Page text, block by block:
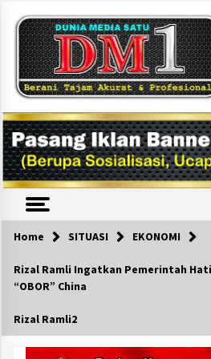
content
Home SITUASI EKONOMI
Rizal Ramli Ingatkan Pemerintah
“OBOR” China
Rizal Ramli2